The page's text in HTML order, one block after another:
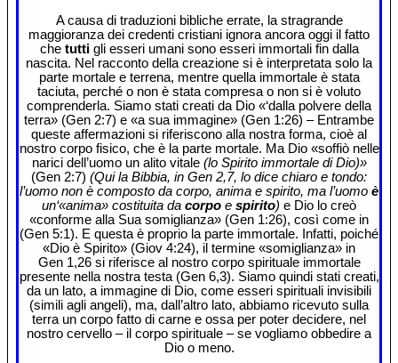
A causa di traduzioni bibliche errate, la stragrande
maggioranza dei credenti cristiani ignora ancora oggi il fatto
che tuttigli esseri umani sono esseri immortali fin dalla
nascita. Nel racconto della creazione si è interpretata solo la
parte mortale e terrena, mentre quella immortale è stata
taciuta, perché o non è stata compresa o non si è voluto
comprenderla. Siamo stati creati da Dio «‘dalla polvere della
terra» (Gen 2:7) e «a sua immagine» (Gen 1:26) – Entrambe
queste affermazioni si riferiscono alla nostra forma, cioè al
nostro corpo fisico, che è la parte mortale. Ma Dio «soffiò nelle
narici dell’uomo un alito vitale (lo Spirito immortale di Dio)»
(Gen 2:7) (Qui la Bibbia, in Gen 2,7, lo dice chiaro e tondo:
l’uomo non è composto da corpo, anima e spirito, ma l’uomo è
un‘«anima» costituita da corpo e spirito) e Dio lo creò
«conforme alla Sua somiglianza» (Gen 1:26), così come in
(Gen 5:1). E questa è proprio la parte immortale. Infatti, poiché
«Dio è Spirito» (Giov 4:24), il termine «somiglianza» in
Gen 1,26 si riferisce al nostro corpo spirituale immortale
presente nella nostra testa (Gen 6,3). Siamo quindi stati creati,
da un lato, a immagine di Dio, come esseri spirituali invisibili
(simili agli angeli), ma, dall’altro lato, abbiamo ricevuto sulla
terra un corpo fatto di carne e ossa per poter decidere, nel
nostro cervello – il corpo spirituale – se vogliamo obbedire a
Dio o meno.